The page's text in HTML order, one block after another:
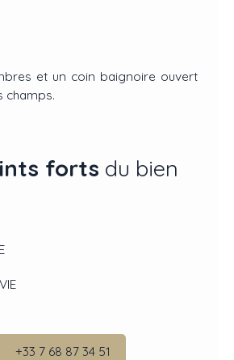
et un coin baignoire ouvert
champs.
forts du bien
+33 7 68 87 34 51